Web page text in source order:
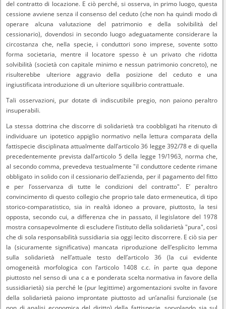
del contratto di locazione. E ciò perché, si osserva, in primo luogo, questa
cessione avviene senza il consenso del ceduto (che non ha quindi modo di
operare alcuna valutazione del patrimonio e della solvibilità del
cessionario), dovendosi in secondo luogo adeguatamente considerare la
circostanza che, nella specie, i conduttori sono imprese, sovente sotto
forma societaria, mentre il locatore spesso è un privato che ridotta
solvibilità (società con capitale minimo e nessun patrimonio concreto), ne
risulterebbe ulteriore aggravio della posizione del ceduto e una
ingiustificata introduzione di un ulteriore squilibrio contrattuale.
Tali osservazioni, pur dotate di indiscutibile pregio, non paiono peraltro
insuperabili.
La stessa dottrina che discorre di solidarietà tra coobbligati ha ritenuto di
individuare un ipotetico appiglio normativo nella lettura comparata della
fattispecie disciplinata attualmente dall’articolo 36 legge 392/78 e di quella
precedentemente prevista dall’articolo 5 della legge 19/1963, norma che,
al secondo comma, prevedeva testualmente "il conduttore cedente rimane
obbligato in solido con il cessionario dell’azienda, per il pagamento del fitto
e per l’osservanza di tutte le condizioni del contratto". E’ peraltro
convincimento di questo collegio che proprio tale dato ermeneutica, di tipo
storico-comparatistico, sia in realtà idoneo a provare, piuttosto, la tesi
opposta, secondo cui, a differenza che in passato, il legislatore del 1978
mostra consapevolmente di escludere l’istituto della solidarietà "pura", così
che di sola responsabilità sussidiaria sia oggi lecito discorrere. E ciò sia per
la (sicuramente significativa) mancata riproduzione dell’esplicito lemma
sulla solidarietà nell’attuale testo dell’articolo 36 (la cui evidente
omogeneità morfologica con l’articolo 1408 c.c. ín parte qua depone
piuttosto nel senso di una c a e ponderata scelta normativa in favore della
sussidiarietà) sia perché le (pur legittime) argomentazioni svolte in favore
della solidarietà paiono improntate piuttosto ad un’analìsi funzionale (se